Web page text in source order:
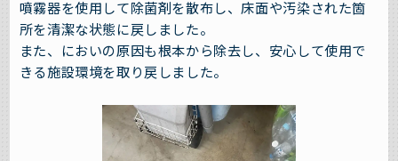
噴霧器を使用して除菌剤を散布し、床面や汚染された箇
所を清潔な状態に戻しました。
また、においの原因も根本から除去し、安心して使用で
きる施設環境を取り戻しました。